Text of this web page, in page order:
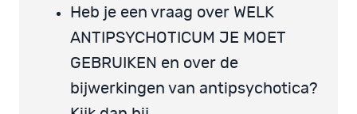
Heb je een vraag over WELK
ANTIPSYCHOTICUM JE MOET
GEBRUIKEN en over de
bijwerkingen van antipsychotica?